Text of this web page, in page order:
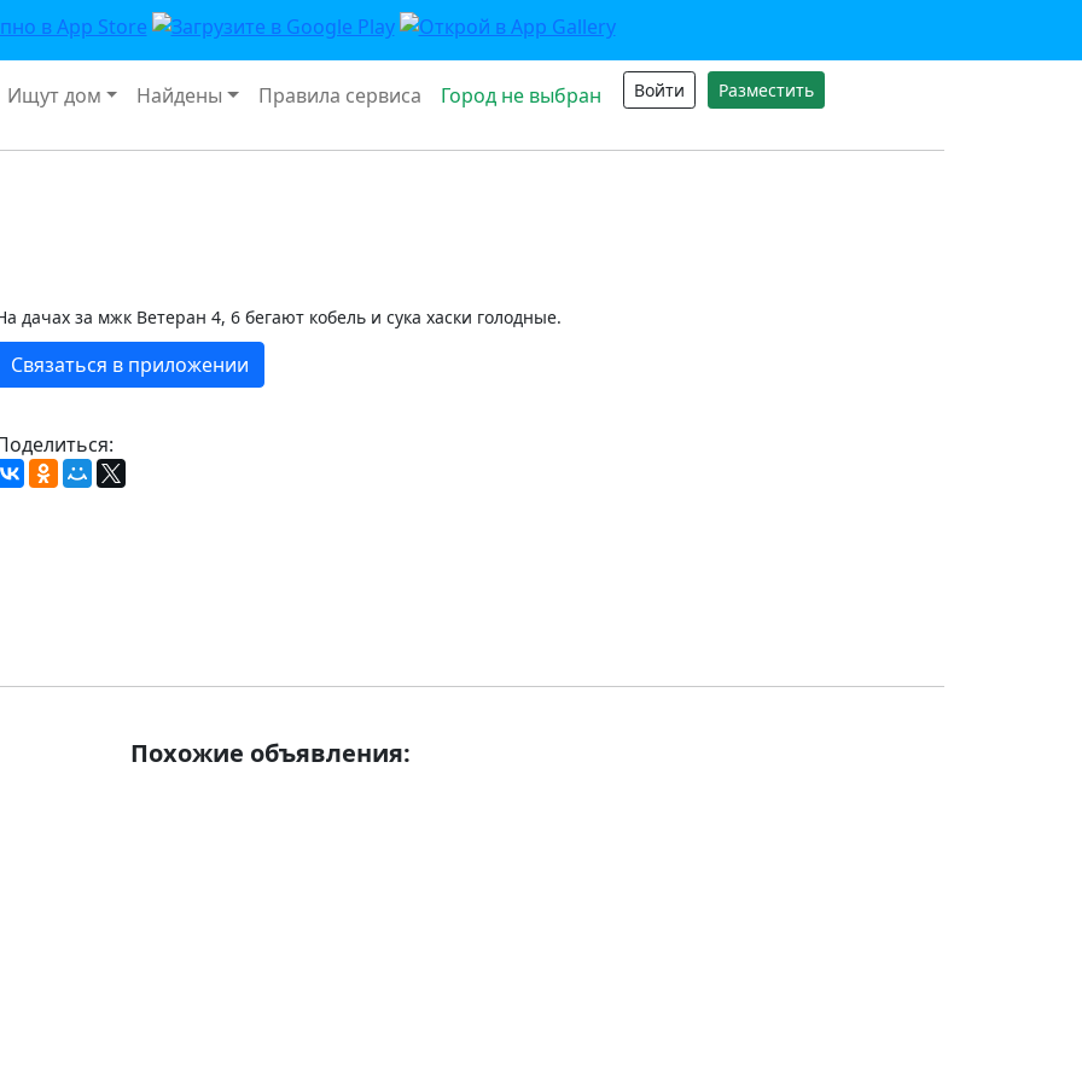
Ищут дом Найдены Правила сервиса Город не выбран Войти Разместить
дачах за мжк Ветеран 4, 6 бегают кобель и сука хаски голодные.
Связаться в приложении
Похожие объявления: